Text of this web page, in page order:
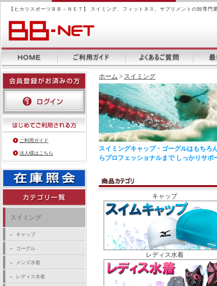
【ヒカリスポーツＢＢ－ＮＥＴ】 スイミング、フィットネス、サプリメントの卸専門
ご利用ガイド
法人様はこちら
スイミング
キャップ
ゴーグル
メンズ水着
レディス水着
ホーム > スイミング
スイミングキャップ・ゴーグルはもちろ
らプロフェッショナルまで しっかりサポ
キャップ
レディス水着